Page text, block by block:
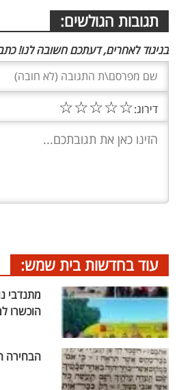
תגובות הגולשים:
בניגוד לאחרים, דעתכם חשובה לנו!
דירוג:☆
☆
☆
☆
☆
עוד בחדשות בית שמש:
מתנדבי
הוכשרו
הבחירה